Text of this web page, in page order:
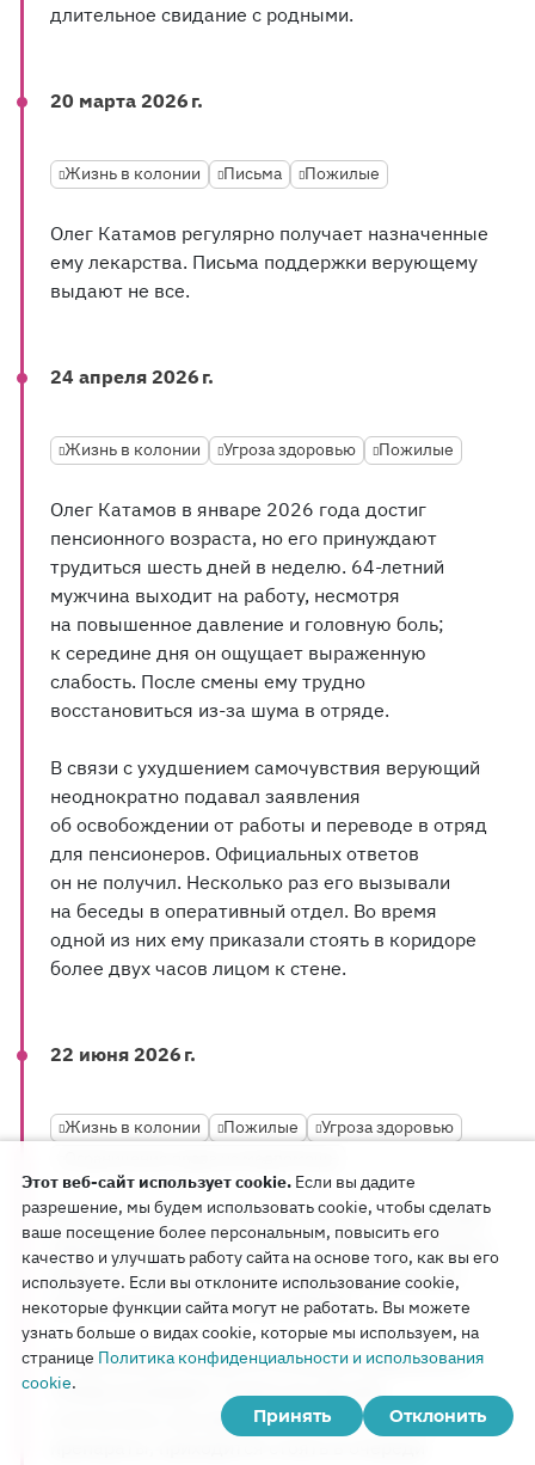
длительное свидание с родными.
20 марта 2026 г.
Жизнь в колонии Письма Пожилые
Олег Катамов регулярно получает назначенные
ему лекарства. Письма поддержки верующему
выдают не все.
24 апреля 2026 г.
Жизнь в колонии Угроза здоровью Пожилые
Олег Катамов в январе 2026 года достиг
пенсионного возраста, но его принуждают
трудиться шесть дней в неделю. 64-летний
мужчина выходит на работу, несмотря
на повышенное давление и головную боль;
к середине дня он ощущает выраженную
слабость. После смены ему трудно
восстановиться из-за шума в отряде.
В связи с ухудшением самочувствия верующий
неоднократно подавал заявления
об освобождении от работы и переводе в отряд
для пенсионеров. Официальных ответов
он не получил. Несколько раз его вызывали
на беседы в оперативный отдел. Во время
одной из них ему приказали стоять в коридоре
более двух часов лицом к стене.
22 июня 2026 г.
Жизнь в колонии Пожилые
Угроза здоровью
64-летний Олег Катамов числится в отряде для
пенсионеров, однако его заставляют выполнять
работы по уборке. Верующему не разрешают
иметь личный экземпляр Библии.
С получением лекарств ситуация ухудшилась:
теперь их выдают только на три дня,
а не на пять, как раньше, а чтобы получить
Этот веб-сайт использует cookie. Если вы дадите
разрешение, мы будем использовать cookie, чтобы сделать
ваше посещение более персональным, повысить его
качество и улучшать работу сайта на основе того, как вы его
используете. Если вы отклоните использование cookie,
некоторые функции сайта могут не работать. Вы можете
узнать больше о видах cookie, которые мы используем, на
странице Политика конфиденциальности и использования
cookie.
Принять
Отклонить